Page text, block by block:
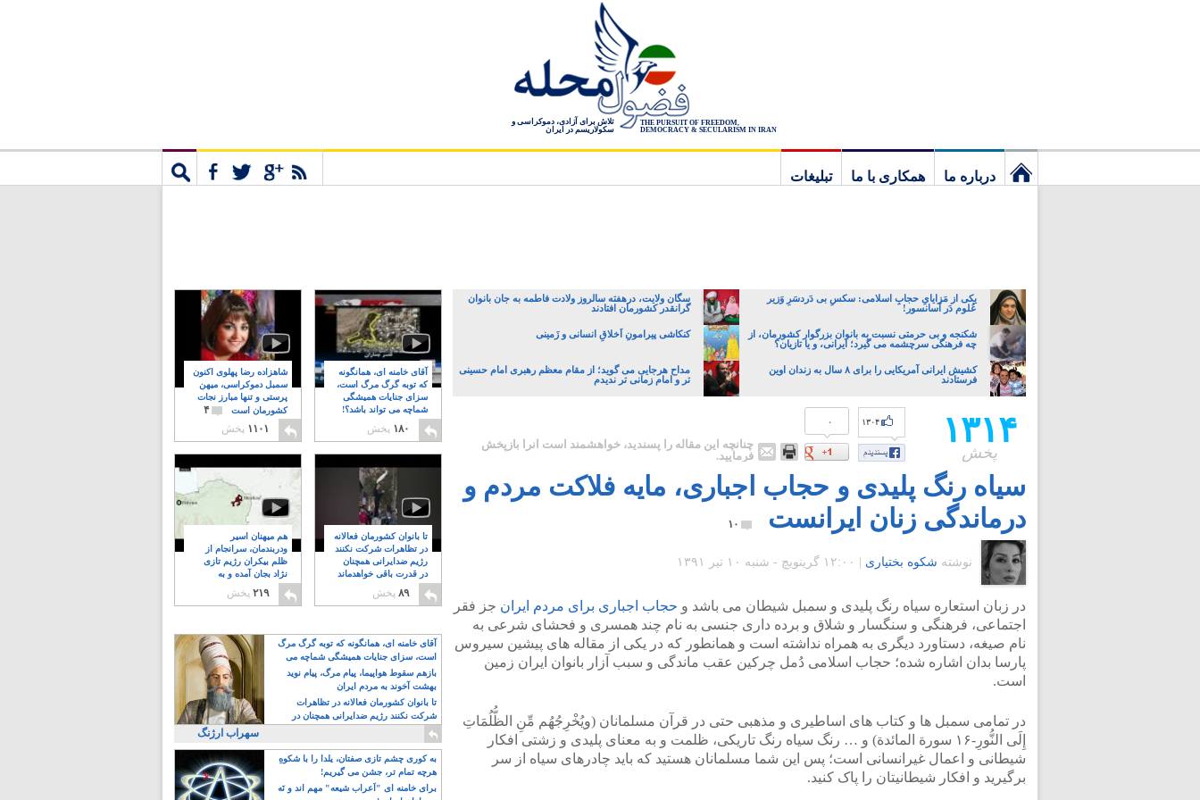
THE PURSUIT OF FREEDOM,
DEMOCRACY & SECULARISM IN IRAN
تلاش برای آزادی، دموکراسی و
سکولاریسم در ایران
درباره ما همکاری با ما
تبلیغات
یکی از مَزایایِ حجابِ اسلامی: سکسِ بی دَردسَرِ وَزیر
عُلوم دَر آسانسور!
سگان ولایت، درهفته سالروز ولادت فاطمه به جان بانوان
گرانقدر کشورمان افتادند
شکنجه و بی حرمتی نسبت به بانوان بزرگوار کشورمان، از
چه فرهنگی سرچشمه می گیرد؛ ایرانی، و یا تازیان؟
کنکاشی پیرامونِ اَخلاقِ انسانی و زَمینی
کشیش ایرانی آمریکایی را برای ۸ سال به زندان اوین
فرستادند
مداح هرجایی می گوید؛ از مقام معظم رهبری امام حسینی
تر و امام زمانی تر ندیدم
۱۳۱۴
پخش
۰ ۱۳۰۴
چنانچه این مقاله را پسندید، خواهشمند است آنرا بازپخش
فرمایید.
سیاه رنگ پلیدی و حجاب اجباری، مایه فلاکت مردم و
درماندگی زنان ایرانست
۱۰
نوشته شکوه بختیاری ۱۲:۰۰ گرينويچ - شنبه ۱۰ تیر ۱۳۹۱
در زبان استعاره سیاه رنگ پلیدی و سمبل شیطان می باشد و حجاب اجباری برای مردم ایران جز فقر
اجتماعی، فرهنگی و سنگسار و شلاق و برده داری جنسی به نام چند همسری و فحشای شرعی به
نام صیغه، دستاورد دیگری به همراه نداشته است و همانطور که در یکی از مقاله های پیشین سیروس
پارسا بدان اشاره شده؛ حجاب اسلامی دُمل چرکین عقب ماندگی و سبب آزار بانوان ایران زمین
است.
در تمامی سمبل ها و کتاب های اساطیری و مذهبی حتی در قرآن مسلمانان (ویُخْرِجُهُم مِّنِ الظُّلُمَاتِ
إِلَى النُّورِ-۱۶ سورة المائدة) و … رنگ سیاه رنگ تاریکی، ظلمت و به معنای پلیدی و زشتی افکار
شیطانی و اعمال غیرانسانی است؛ پس این شما مسلمانان هستید که باید چادرهای سیاه از سر
برگیرید و افکار شیطانیتان را پاک کنید.
شاهزاده رضا پهلوی اکنون
سمبل دموکراسی، میهن
پرستی و تنها مبارز نجات
کشورمان است
۴
۱۱۰۱ پخش
آقای خامنه ای، همانگونه
که توبه گرگ مرگ است،
سزای جنایات همیشگی
شماچه می تواند باشد؟!
۸
۱۸۰ پخش
هم میهنان اسیر
ودربندمان، سرانجام از
ظلم بیکران رژیم تازی
نژاد بجان آمده و به
۲۱۹ پخش
تا بانوان کشورمان فعالانه
در تظاهرات شرکت نکنند
رژیم ضدایرانی همچنان
در قدرت باقی خواهدماند
۸
۸۹ پخش
آقای خامنه ای، همانگونه که توبه گرگ مرگ
است، سزای جنایات همیشگی شماچه می
تواند باشد؟!
بازهم سقوط هواپیما، پیام مرگ، پیام نوید
بهشت آخوند به مردم ایران
تا بانوان کشورمان فعالانه در تظاهرات
شرکت نکنند رژیم ضدایرانی همچنان در
قدرت باقی خواهدماند
سهراب ارژنگ
به کوری چشم تازی صفتان، یلدا را با شکوهِ
هرچه تمام تر، جشن می گیریم!
برای خامنه ای "اَعراب شیعه" مهم اند و نَه